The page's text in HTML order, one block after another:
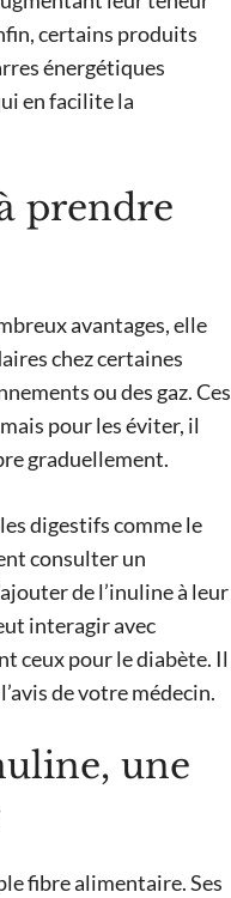
certains produits
énergétiques
en facilite la
prendre
avantages, elle
chez certaines
ou des gaz. Ces
pour les éviter, il
graduellement.
digestifs comme le
consulter un
de l’inuline à leur
interagir avec
ceux pour le diabète. Il
de votre médecin.
une
fibre alimentaire. Ses